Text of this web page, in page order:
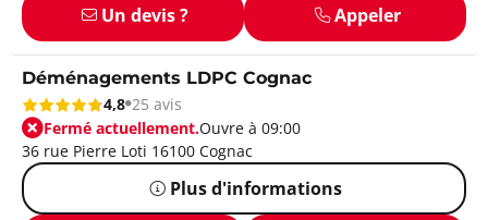
Un devis ? Appeler
Déménagements LDPC Cognac
4,8 25 avis
Fermé actuellement.Ouvre à 09:00
36 rue Pierre Loti 16100 Cognac
Plus d'informations